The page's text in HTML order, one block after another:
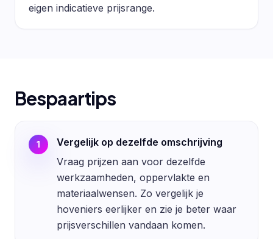
eigen indicatieve prijsrange.
Bespaartips
1
Vergelijk op dezelfde omschrijving
Vraag prijzen aan voor dezelfde
werkzaamheden, oppervlakte en
materiaalwensen. Zo vergelijk je
hoveniers eerlijker en zie je beter waar
prijsverschillen vandaan komen.